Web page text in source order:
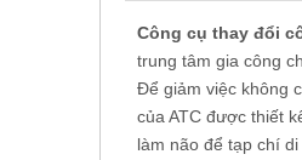
Công cụ thay đổi
trung tâm gia công
Để giảm việc không
của ATC được thiết
làm não để tạp chí